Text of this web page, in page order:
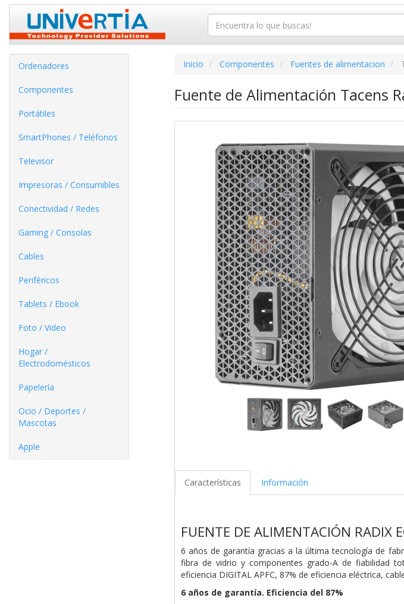
Ordenadores
Componentes
Portátiles
SmartPhones / Teléfonos
Televisor
Impresoras / Consumibles
Conectividad / Redes
Gaming / Consolas
Cables
Periféricos
Tablets / Ebook
Foto / Video
Hogar /
Electrodomésticos
Papelería
Ocio / Deportes /
Mascotas
Apple
Inicio Componentes Fuentes de alimentacion
Fuente de Alimentación Tacens
Características Información
FUENTE DE ALIMENTACIÓN RADIX
6 años de garantía gracias a la última tecnología de
fibra de vidrio y componentes grado-A de fiabilidad
eficiencia DIGITAL APFC, 87% de eficiencia eléctrica,
6 años de garantía. Eficiencia del 87%